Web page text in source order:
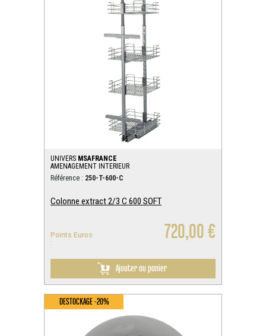
UNIVERS MSAFRANCE
AMENAGEMENT INTERIEUR
Référence : 250-T-600-C
Colonne extract 2/3 C 600 SOFT
Points Euros
:
720,00 €
Ajouter au panier
DESTOCKAGE -20%